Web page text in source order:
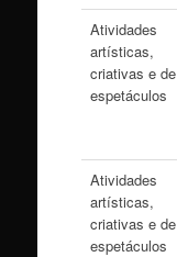
Atividades
artísticas,
criativas e de
espetáculos
Atividades
artísticas,
criativas e de
espetáculos